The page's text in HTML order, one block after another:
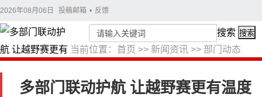
2026年08月06日 投稿邮箱 • 反馈
当前位置： 首页 >> 新闻资讯 >> 部门动态
搜索 搜索
多部门联动护航 让越野赛更有温度